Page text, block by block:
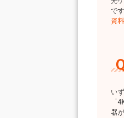
です
資
い
「
器